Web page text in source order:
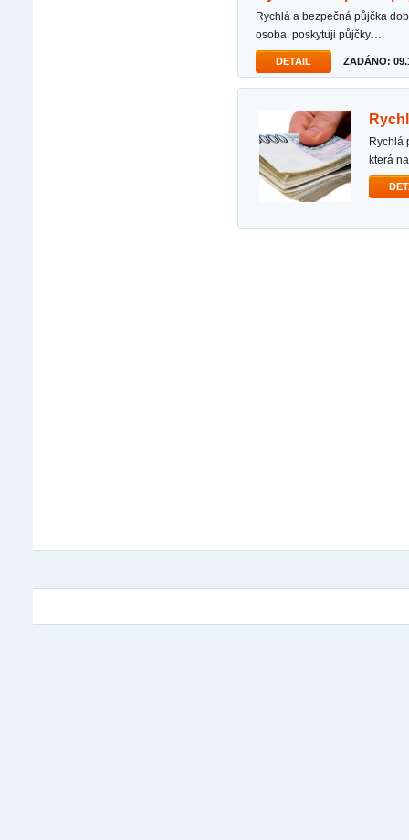
rychlá a bezpečná půjčka dobrý den, pane/paní, jsem čestná, seriózní a finančně zodpovědná
osoba. poskytuji půjčky…
DETAIL ZADÁNO:
rychlá půjčka potvrzena dobrý den, jmenuji se suzana kove a jsem poctivá soukromá věřitelka,
která